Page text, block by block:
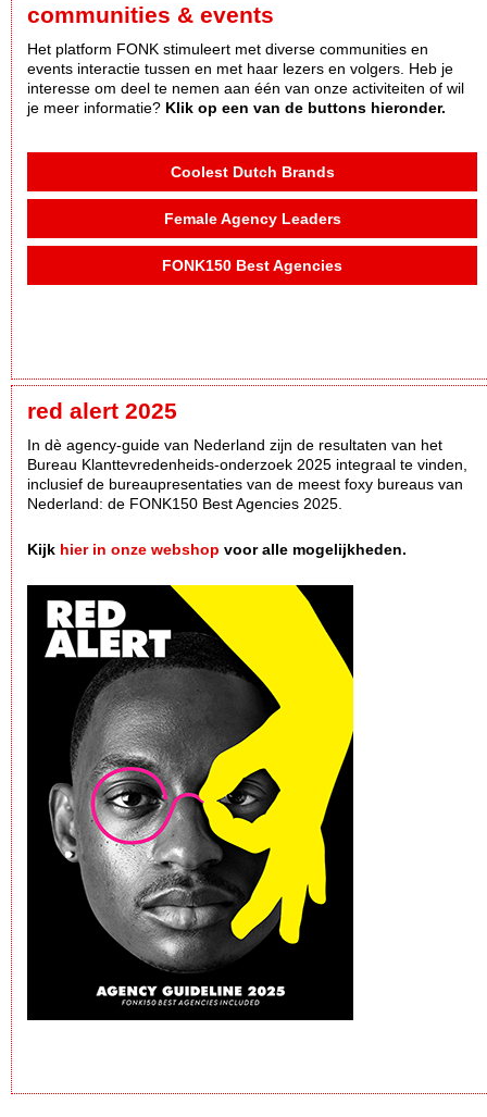
communities & events
Het platform FONK stimuleert met diverse communities en
events interactie tussen en met haar lezers en volgers. Heb je
interesse om deel te nemen aan één van onze activiteiten of wil
je meer informatie? Klik op een van de buttons hieronder.
Coolest Dutch Brands
Female Agency Leaders
FONK150 Best Agencies
red alert 2025
In dè agency-guide van Nederland zijn de resultaten van het
Bureau Klanttevredenheids-onderzoek 2025 integraal te vinden,
inclusief de bureaupresentaties van de meest foxy bureaus van
Nederland: de FONK150 Best Agencies 2025.
Kijk hier in onze webshop voor alle mogelijkheden.